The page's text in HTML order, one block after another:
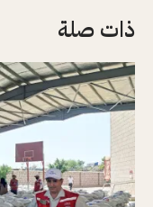
ذات صلة